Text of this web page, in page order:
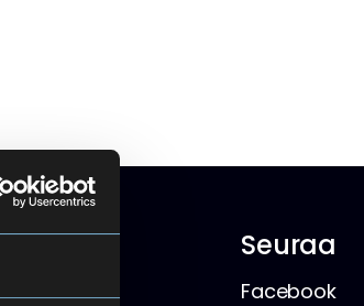
Seuraa
Facebook